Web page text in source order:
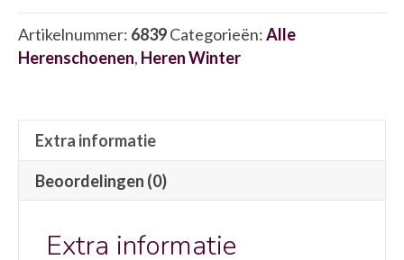
aantal
Artikelnummer: 6839Categorieën:Alle
Herenschoenen, Heren Winter
Extra informatie
Beoordelingen (0)
Extra informatie